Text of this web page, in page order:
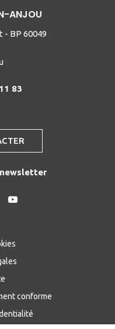
ANJOU
- BP 60049
83
Lien
chaîne
Youtube
conforme